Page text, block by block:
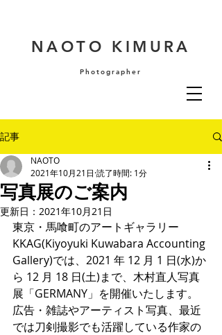
NAOTO KIMURA
Photographer
記事
写真展のご案内
NAOTO
2021年10月21日 読了時間: 1分
更新日： 2021年10月21日
東京・馬喰町のアートギャラリー
KKAG(Kiyoyuki Kuwabara Accounting
Gallery)では、2021 年 12 月 1 日(水)か
ら 12 月 18 日(土)まで、木村直人写真
展「GERMANY」を開催いたします。
広告・雑誌やアーティスト写真、最近
では刀剣撮影でも活躍している作家の